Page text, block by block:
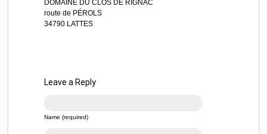
DOMAINE DU CLOS DE RIGNAC
route de PÉROLS
34790 LATTES
Leave a Reply
Name (required)